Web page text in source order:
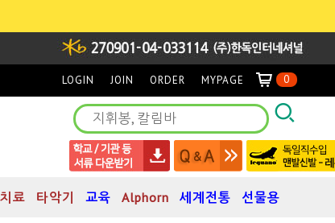
LOGIN JOIN ORDER MYPAGE 0
료 타악기 교육 Alphorn 세계전통 선물용